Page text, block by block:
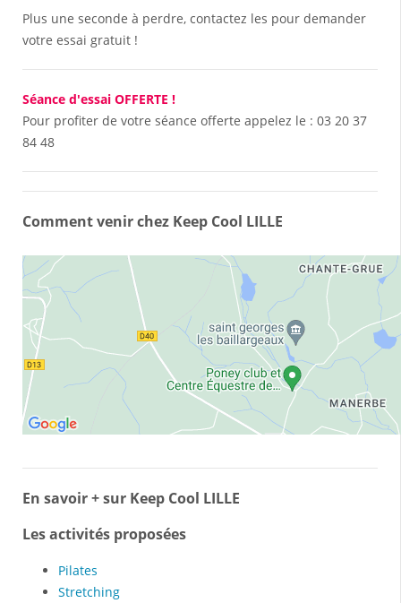
Plus une seconde à perdre, contactez les pour demander
votre essai gratuit !
Séance d'essai OFFERTE !
Pour profiter de votre séance offerte appelez le : 03 20 37
84 48
Comment venir chez Keep Cool LILLE
En savoir + sur Keep Cool LILLE
Les activités proposées
Pilates
Stretching